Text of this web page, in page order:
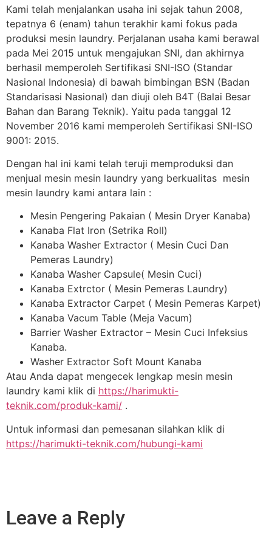
Kami telah menjalankan usaha ini sejak tahun 2008,
tepatnya 6 (enam) tahun terakhir kami fokus pada
produksi mesin laundry. Perjalanan usaha kami berawal
pada Mei 2015 untuk mengajukan SNI, dan akhirnya
berhasil memperoleh Sertifikasi SNI-ISO (Standar
Nasional Indonesia) di bawah bimbingan BSN (Badan
Standarisasi Nasional) dan diuji oleh B4T (Balai Besar
Bahan dan Barang Teknik). Yaitu pada tanggal 12
November 2016 kami memperoleh Sertifikasi SNI-ISO
9001: 2015.
Dengan hal ini kami telah teruji memproduksi dan
menjual mesin mesin laundry yang berkualitas mesin
mesin laundry kami antara lain :
Mesin Pengering Pakaian ( Mesin Dryer Kanaba)
Kanaba Flat Iron (Setrika Roll)
Kanaba Washer Extractor ( Mesin Cuci Dan
Pemeras Laundry)
Kanaba Washer Capsule( Mesin Cuci)
Kanaba Extrctor ( Mesin Pemeras Laundry)
Kanaba Extractor Carpet ( Mesin Pemeras Karpet)
Kanaba Vacum Table (Meja Vacum)
Barrier Washer Extractor – Mesin Cuci Infeksius
Kanaba.
Washer Extractor Soft Mount Kanaba
Atau Anda dapat mengecek lengkap mesin mesin
laundry kami klik di https://harimukti-
teknik.com/produk-kami/ .
Untuk informasi dan pemesanan silahkan klik di
https://harimukti-teknik.com/hubungi-kami
Leave a Reply